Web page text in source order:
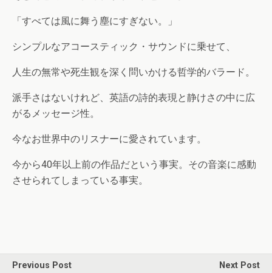
「すべては風に舞う塵にすぎない。」
シンプルなアコースティック・サウンドに乗せて、
人生の無常や死生観を深く問いかける哲学的バラード。
派手さはないけれど、英語の詩的表現と静けさの中に広
がるメッセージ性。
今なお世界中のリスナーに愛されています。
今から40年以上前の作品だという事実。その音楽に感動
させられてしまっている事実。
Previous Post Next Post